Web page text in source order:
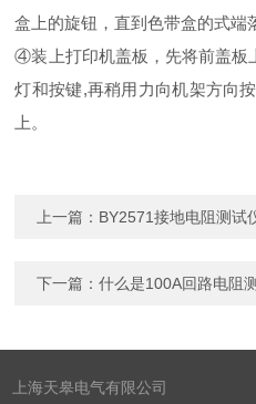
盒上的旋钮，直到色带盒的式端
④装上打印机盖板，先将前盖板
灯和按键,再稍用力向机架方向
上。
上一篇： BY2571接地电阻测试
下一篇：什么是100A回路电阻
上海天皋电气有限公司